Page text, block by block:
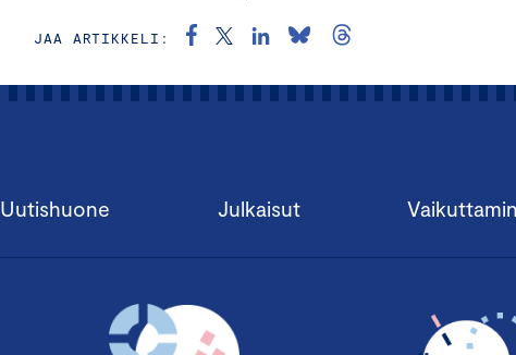
JAA ARTIKKELI:
Uutishuone Julkaisut